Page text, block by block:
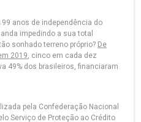
anos de independência do
impedindo a sua total
sonhado terreno próprio? De
2019, cinco em cada dez
49% dos brasileiros, financiaram
pela Confederação Nacional
Serviço de Proteção ao Crédito